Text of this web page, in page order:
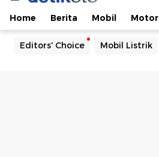
Home Berita Mobil Motor
Editors' Choice Mobil Listrik